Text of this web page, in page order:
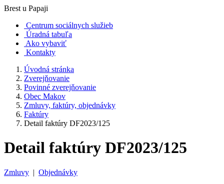
Brest u Papaji
Centrum sociálnych služieb
Úradná tabuľa
Ako vybaviť
Kontakty
Úvodná stránka
Zverejňovanie
Povinné zverejňovanie
Obec Makov
Zmluvy, faktúry, objednávky
Faktúry
Detail faktúry DF2023/125
Detail faktúry DF2023/125
Zmluvy | Objednávky